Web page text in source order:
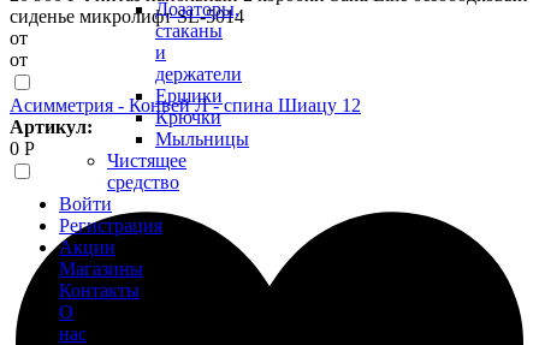
Дозаторы,
стаканы
и
держатели
Ершики
Крючки
Мыльницы
Чистящее
средство
Войти
Регистрация
Акции
Магазины
Контакты
О
нас
сиденье микролифт SL-5014
от
от
Асимметрия - Конвей Л - спина Шиацу 12
Артикул:
0 Р